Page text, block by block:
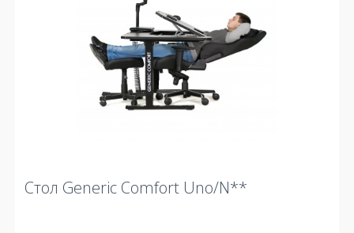
Стол Generic Comfort Uno/N**